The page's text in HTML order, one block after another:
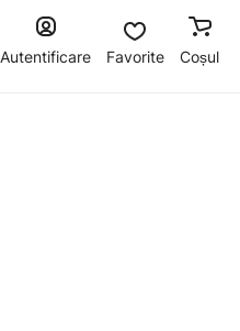
Autentificare Favorite Coșul